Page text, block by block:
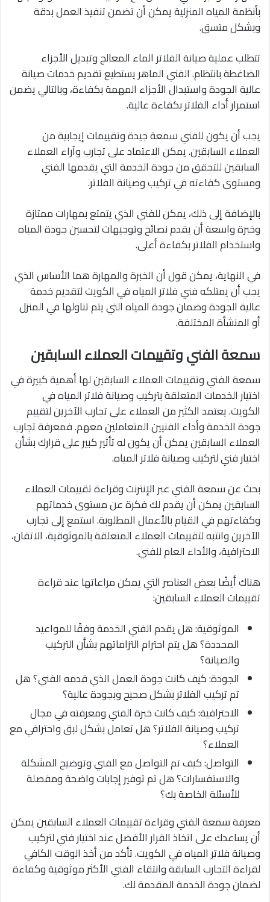
بأنظمة المياه المنزلية يمكن أن تضمن تنفيذ العمل بدقة
وبشكل متسق.
تتطلب عملية صيانة الفلاتر الماء المعالج وتبديل الأجزاء
الضاغطة بانتظام. الفني الماهر يستطيع تقديم خدمات صيانة
عالية الجودة واستبدال الأجزاء المهمة بكفاءة، وبالتالي يضمن
استمرار أداء الفلاتر بكفاءة عالية.
يجب أن يكون للفني سمعة جيدة وتقييمات إيجابية من
العملاء السابقين. يمكن الاعتماد على تجارب وآراء العملاء
السابقين للتحقق من جودة الخدمة التي يقدمها الفني
ومستوى كفاءته في تركيب وصيانة الفلاتر.
بالإضافة إلى ذلك، يمكن للفني الذي يتمتع بمهارات ممتازة
وخبرة واسعة أن يقدم نصائح وتوجيهات لتحسين جودة المياه
واستخدام الفلاتر بكفاءة أعلى.
في النهاية، يمكن قول أن الخبرة والمهارة هما الأساس الذي
يجب أن يمتلكه فني فلاتر المياه في الكويت لتقديم خدمة
عالية الجودة وضمان جودة المياه التي يتم تناولها في المنزل
أو المنشأة المختلفة.
سمعة الفني وتقييمات العملاء السابقين
سمعة الفني وتقييمات العملاء السابقين لها أهمية كبيرة في
اختيار الخدمات المتعلقة بتركيب وصيانة فلاتر المياه في
الكويت. يعتمد الكثير من العملاء على تجارب الآخرين لتقييم
جودة الخدمة وأداء الفنيين المتعاملين معهم. فمعرفة تجارب
العملاء السابقين يمكن أن يكون له تأثير كبير على قرارك بشأن
اختيار فني لتركيب وصيانة فلاتر المياه.
بحث عن سمعة الفني عبر الإنترنت وقراءة تقييمات العملاء
السابقين يمكن أن يقدم لك فكرة عن مستوى خدماتهم
وكفاءتهم في القيام بالأعمال المطلوبة. استمع إلى تجارب
الآخرين وانتبه لتقييمات العملاء المتعلقة بالموثوقية، الاتقان،
الاحترافية، والأداء العام للفني.
هناك أيضًا بعض العناصر التي يمكن مراعاتها عند قراءة
تقييمات العملاء السابقين:
الموثوقية: هل يقدم الفني الخدمة وفقًا للمواعيد
المحددة؟ هل يتم احترام التزاماتهم بشأن التركيب
والصيانة؟
الجودة: كيف كانت جودة العمل الذي قدمه الفني؟ هل
تم تركيب الفلاتر بشكل صحيح وبجودة عالية؟
الاحترافية: كيف كانت خبرة الفني ومعرفته في مجال
تركيب وصيانة الفلاتر؟ هل تعامل بشكل لبق واحترافي مع
العملاء؟
التواصل: كيف تم التواصل مع الفني وتوضيح المشكلة
والاستفسارات؟ هل تم توفير إجابات واضحة ومفصلة
للأسئلة الخاصة بك؟
معرفة سمعة الفني وقراءة تقييمات العملاء السابقين يمكن
أن يساعدك على اتخاذ القرار الأفضل عند اختيار فني لتركيب
وصيانة فلاتر المياه في الكويت. تأكد من أخذ الوقت الكافي
لقراءة التجارب السابقة وانتقاء الفني الأكثر موثوقية وكفاءة
لضمان جودة الخدمة المقدمة لك.